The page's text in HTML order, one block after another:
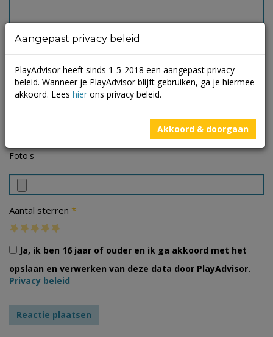
Foto's
Aantal sterren *
Ja, ik ben 16 jaar of ouder en ik ga akkoord met het
opslaan en verwerken van deze data door PlayAdvisor.
Privacy beleid
Aangepast privacy beleid
PlayAdvisor heeft sinds 1-5-2018 een aangepast privacy
beleid. Wanneer je PlayAdvisor blijft gebruiken, ga je hiermee
akkoord. Lees hier ons privacy beleid.
Akkoord & doorgaan